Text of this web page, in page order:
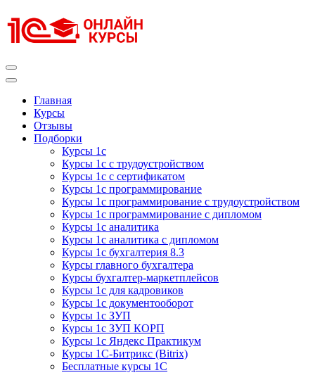
к
содержимому
Главная
Курсы
Отзывы
Подборки
Курсы 1с
Курсы 1с с трудоустройством
Курсы 1с с сертификатом
Курсы 1с программирование
Курсы 1с программирование с трудоустройством
Курсы 1с программирование с дипломом
Курсы 1с аналитика
Курсы 1с аналитика с дипломом
Курсы 1с бухгалтерия 8.3
Курсы главного бухгалтера
Курсы бухгалтер-маркетплейсов
Курсы 1с для кадровиков
Курсы 1с документооборот
Курсы 1с ЗУП
Курсы 1с ЗУП КОРП
Курсы 1с Яндекс Практикум
Курсы 1С-Битрикс (Bitrix)
Бесплатные курсы 1С